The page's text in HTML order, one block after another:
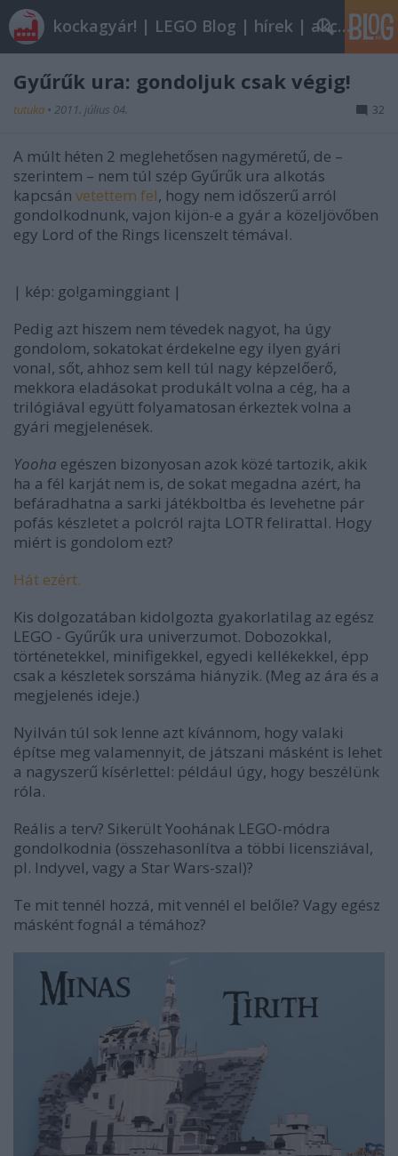
kockagyár! | LEGO Blog | hírek | akciók |
Gyűrűk ura: gondoljuk csak végig!
tutuka • 2011. július 04. 32
A múlt héten 2 meglehetősen nagyméretű, de –
szerintem – nem túl szép Gyűrűk ura alkotás
kapcsán vetettem fel, hogy nem időszerű arról
gondolkodnunk, vajon kijön-e a gyár a közeljövőben
egy Lord of the Rings licenszelt témával.
| kép: go!gaminggiant |
Pedig azt hiszem nem tévedek nagyot, ha úgy
gondolom, sokatokat érdekelne egy ilyen gyári
vonal, sőt, ahhoz sem kell túl nagy képzelőerő,
mekkora eladásokat produkált volna a cég, ha a
trilógiával együtt folyamatosan érkeztek volna a
gyári megjelenések.
Yooha egészen bizonyosan azok közé tartozik, akik
ha a fél karját nem is, de sokat megadna azért, ha
befáradhatna a sarki játékboltba és levehetne pár
pofás készletet a polcról rajta LOTR felirattal. Hogy
miért is gondolom ezt?
Hát ezért.
Kis dolgozatában kidolgozta gyakorlatilag az egész
LEGO - Gyűrűk ura univerzumot. Dobozokkal,
történetekkel, minifigekkel, egyedi kellékekkel, épp
csak a készletek sorszáma hiányzik. (Meg az ára és a
megjelenés ideje.)
Nyilván túl sok lenne azt kívánnom, hogy valaki
építse meg valamennyit, de játszani másként is lehet
a nagyszerű kísérlettel: például úgy, hogy beszélünk
róla.
Reális a terv? Sikerült Yoohának LEGO-módra
gondolkodnia (összehasonlítva a többi licensziával,
pl. Indyvel, vagy a Star Wars-szal)?
Te mit tennél hozzá, mit vennél el belőle? Vagy egész
másként fognál a témához?